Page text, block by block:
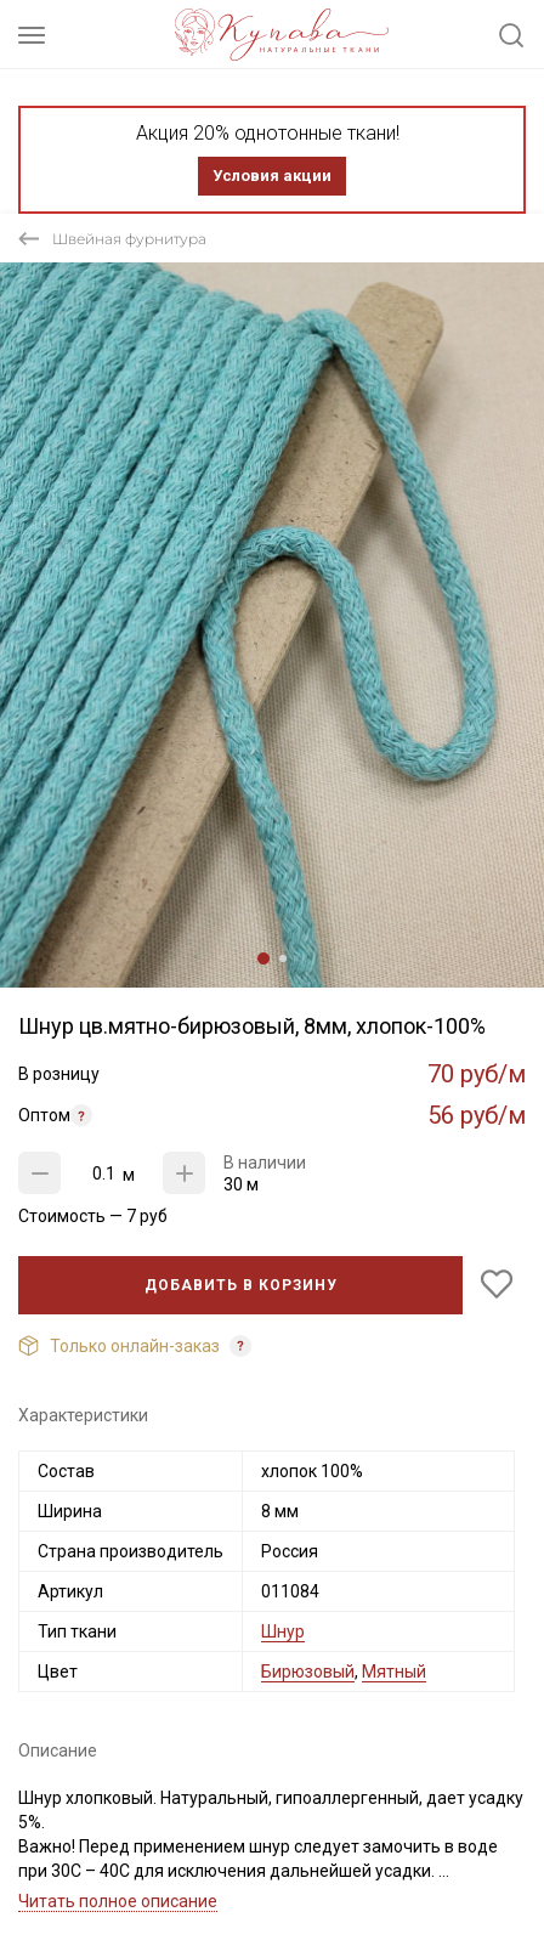
Акция 20% однотонные ткани!
Условия акции
Швейная фурнитура
Шнур цв.мятно-бирюзовый, 8мм, хлопок-100%
В розницу 70 руб/м
Оптом 56 руб/м
м
В наличии
30 м
Стоимость — 7руб
ДОБАВИТЬ В КОРЗИНУ
Только онлайн-заказ
Характеристики
Состав хлопок 100%
Ширина 8 мм
Страна производитель Россия
Артикул 011084
Тип ткани Шнур
Цвет Бирюзовый, Мятный
Описание
Шнур хлопковый. Натуральный, гипоаллергенный, дает усадку
5%.
Важно! Перед применением шнур следует замочить в воде
при 30С – 40С для исключения дальнейшей усадки.
Шнур используют в качестве завязок в мешочках для
Читать полное описание
Секретная рассылка от Купава
Мы публикуем здесь дополнительные
промокоды и скидки до 30% на узкие
Электронная почта
данныхи даюСогласие на обработку персональных
данных
ДаюСогласие на получение рекламных и